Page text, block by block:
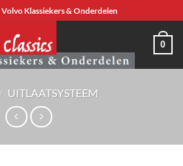
Klassiekers & Onderdelen
0
/ UITLAATSYSTEEM